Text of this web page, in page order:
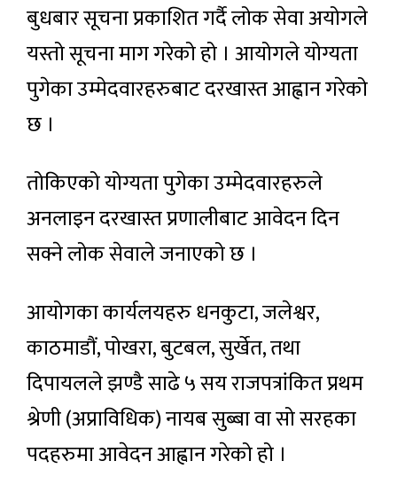
बुधबार सूचना प्रकाशित गर्दै लोक सेवा अयोगले
यस्तो सूचना माग गरेको हो । आयोगले योग्यता
पुगेका उम्मेदवारहरुबाट दरखास्त आह्वान गरेको
छ ।
तोकिएको योग्यता पुगेका उम्मेदवारहरुले
अनलाइन दरखास्त प्रणालीबाट आवेदन दिन
सक्ने लोक सेवाले जनाएको छ ।
आयोगका कार्यलयहरु धनकुटा, जलेश्वर,
काठमाडौं, पोखरा, बुटबल, सुर्खेत, तथा
दिपायलले झण्डै साढे ५ सय राजपत्रांकित प्रथम
श्रेणी (अप्राविधिक) नायब सुब्बा वा सो सरहका
पदहरुमा आवेदन आह्वान गरेको हो ।